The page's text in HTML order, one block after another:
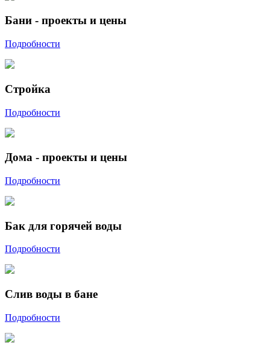
Бани - проекты и цены
Подробности
Стройка
Подробности
Дома - проекты и цены
Подробности
Бак для горячей воды
Подробности
Слив воды в бане
Подробности